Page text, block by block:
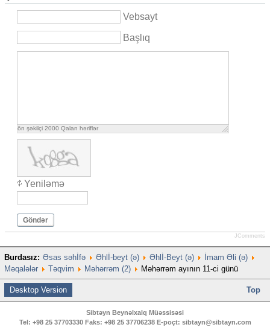
Vebsayt
Başlıq
ön şəkilçi 2000 Qalan həriflər
Yeniləmə
Göndər
JComments
Burdasız: Əsas səhİfə Əhlİ-beyt (ə) Əhlİ-Beyt (ə)
İmam Əli (ə)
Məqalələr
Təqvim Məhərrəm (2) Məhərrəm ayının 11-ci günü
Desktop Version Top
Sibtəyn Beynəlxalq Müəssisəsi
Tel: +98 25 37703330 Faks: +98 25 37706238 E-poçt: sibtayn@sibtayn.com